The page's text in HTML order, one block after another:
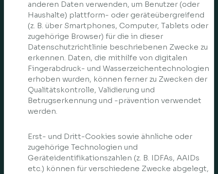
anderen Daten verwenden, um Benutzer (oder
Haushalte) plattform- oder geräteübergreifend
(z. B. über Smartphones, Computer, Tablets oder
zugehörige Browser) für die in dieser
Datenschutzrichtlinie beschriebenen Zwecke zu
erkennen. Daten, die mithilfe von digitalen
Fingerabdruck- und Wasserzeichentechnologien
erhoben wurden, können ferner zu Zwecken der
Qualitätskontrolle, Validierung und
Betrugserkennung und -prävention verwendet
werden.
Erst- und Dritt-Cookies sowie ähnliche oder
zugehörige Technologien und
Geräteidentifikationszahlen (z. B. IDFAs, AAIDs
etc.) können für verschiedene Zwecke abgelegt,